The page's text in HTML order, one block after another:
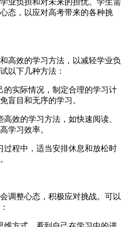
态，以应对高考带来的各种挑
高效的学习方法，以减轻学业负
以下几种方法：
的实际情况，制定合理的学习计
盲目和无序的学习。
效的学习方法，如快速阅读、
学习效率。
过程中，适当安排休息和放松时
调整心态，积极应对挑战。可以